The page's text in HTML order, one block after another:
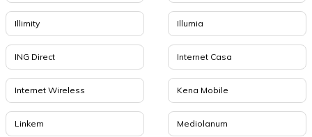
Illimity Illumia
ING Direct Internet Casa
Internet Wireless Kena Mobile
Linkem Mediolanum